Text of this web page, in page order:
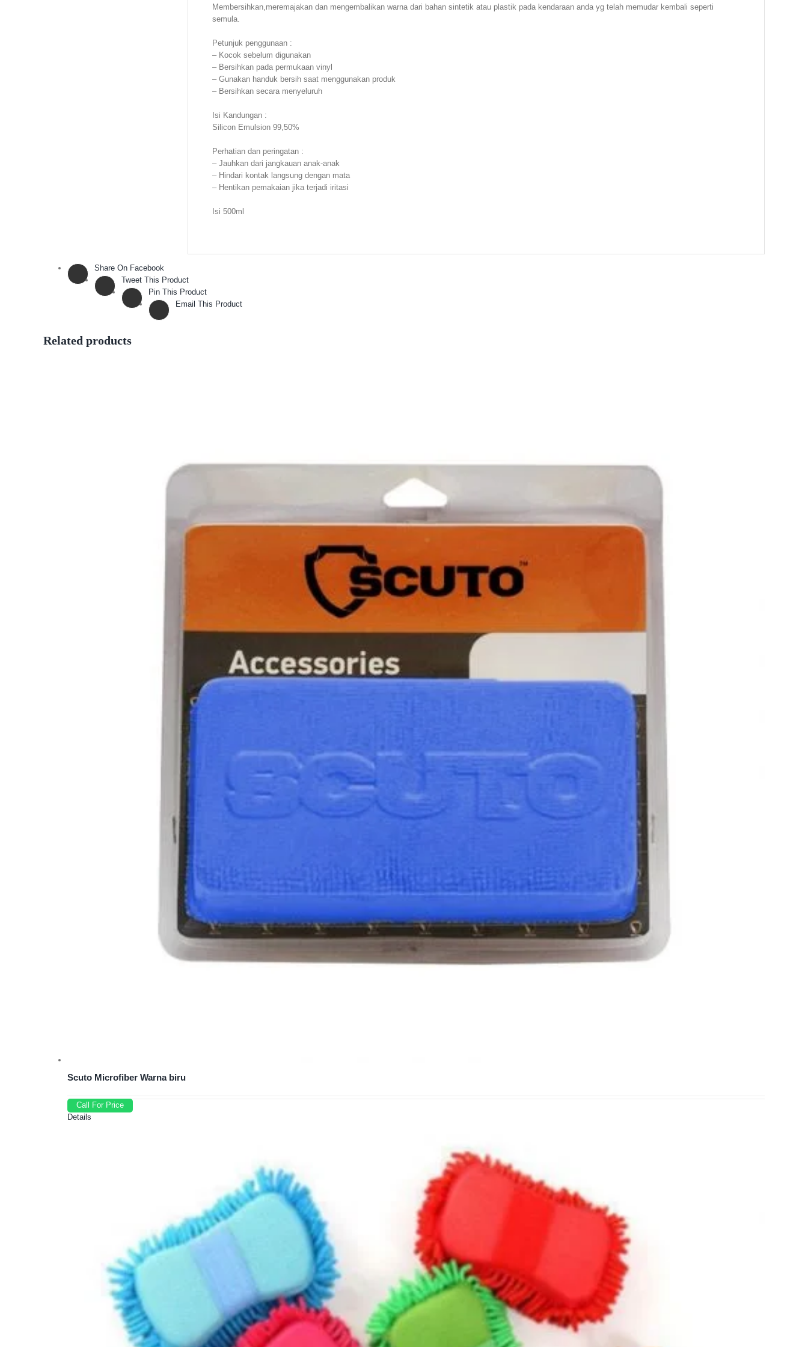
Membersihkan,meremajakan dan mengembalikan warna dari bahan sintetik atau plastik pada kendaraan anda yg telah memudar kembali seperti
semula.
Petunjuk penggunaan :
– Kocok sebelum digunakan
– Bersihkan pada permukaan vinyl
– Gunakan handuk bersih saat menggunakan produk
– Bersihkan secara menyeluruh
Isi Kandungan :
Silicon Emulsion 99,50%
Perhatian dan peringatan :
– Jauhkan dari jangkauan anak-anak
– Hindari kontak langsung dengan mata
– Hentikan pemakaian jika terjadi iritasi
Isi 500ml
Share On Facebook
Tweet This Product
Pin This Product
Email This Product
Related products
Scuto Microfiber Warna biru
Call For Price
Details